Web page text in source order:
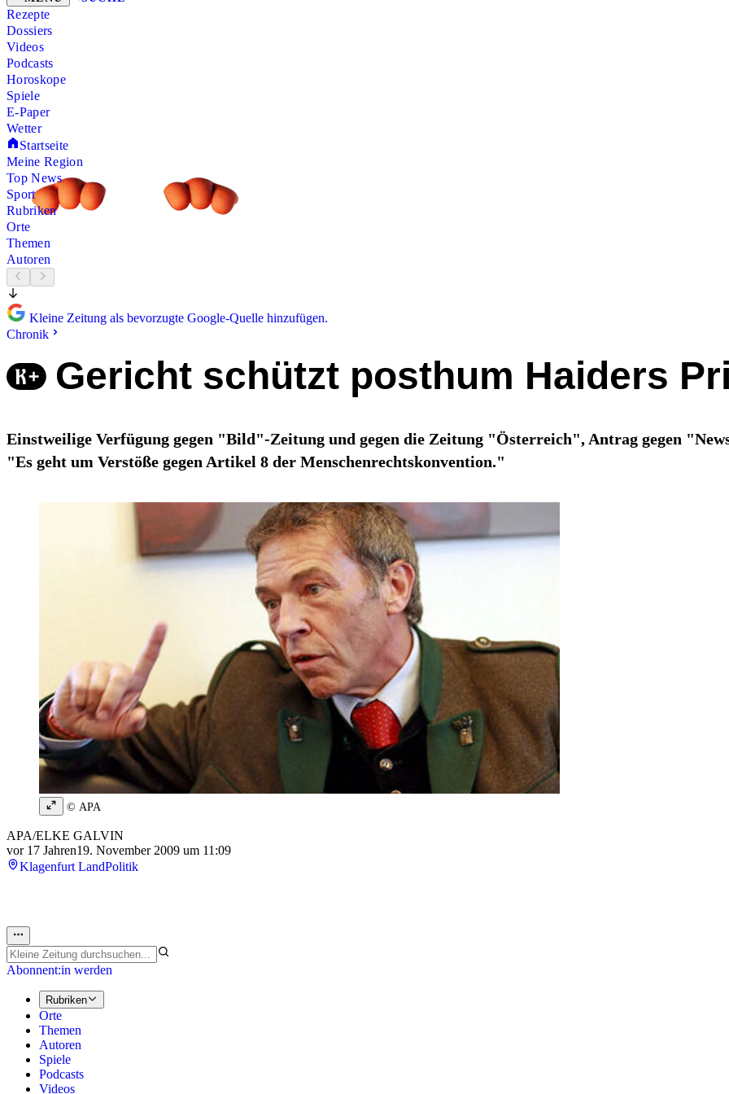
Rezepte
Dossiers
Videos
Podcasts
Horoskope
Spiele
E-Paper
Wetter
Startseite
Meine Region
Top News
Sport
Rubriken
Orte
Themen
Autoren
Kleine Zeitung als bevorzugte Google-Quelle hinzufügen.
Chronik
Gericht schützt posthum Haiders
Einstweilige Verfügung gegen "Bild"-Zeitung und gegen die Zeitung "Österreich", Antrag gegen
"Es geht um Verstöße gegen Artikel 8 der Menschenrechtskonvention."
© APA
APA/ELKE GALVIN
vor 17 Jahren19. November 2009 um 11:09
Klagenfurt LandPolitik
Abonnent:in werden
Rubriken
Orte
Themen
Autoren
Spiele
Podcasts
Videos